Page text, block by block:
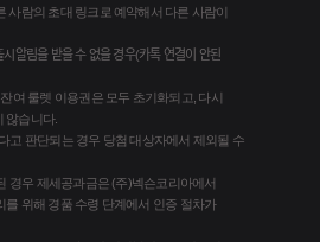
사람의 초대 링크로 예약해서 다른 사람이
알림을 받을 수 없을 경우(카톡 연결이 안된
여 룰렛 이용권은 모두 초기화되고, 다시
않습니다.
고 판단되는 경우 당첨 대상자에서 제외될 수
경우 제세공과금은 (주)넥슨코리아에서
를 위해 경품 수령 단계에서 인증 절차가